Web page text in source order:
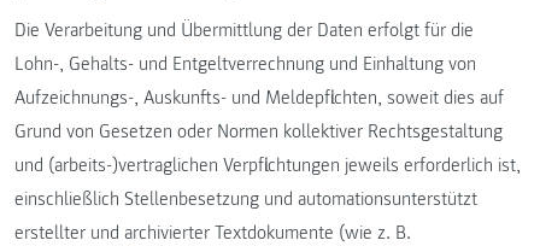
Die Verarbeitung und Übermittlung der Daten erfolgt für die
Lohn-, Gehalts- und Entgeltverrechnung und Einhaltung von
Aufzeichnungs-, Auskunfts- und Meldepflichten, soweit dies auf
Grund von Gesetzen oder Normen kollektiver Rechtsgestaltung
und (arbeits-)vertraglichen Verpflichtungen jeweils erforderlich ist,
einschließlich Stellenbesetzung und automationsunterstützt
erstellter und archivierter Textdokumente (wie z. B.